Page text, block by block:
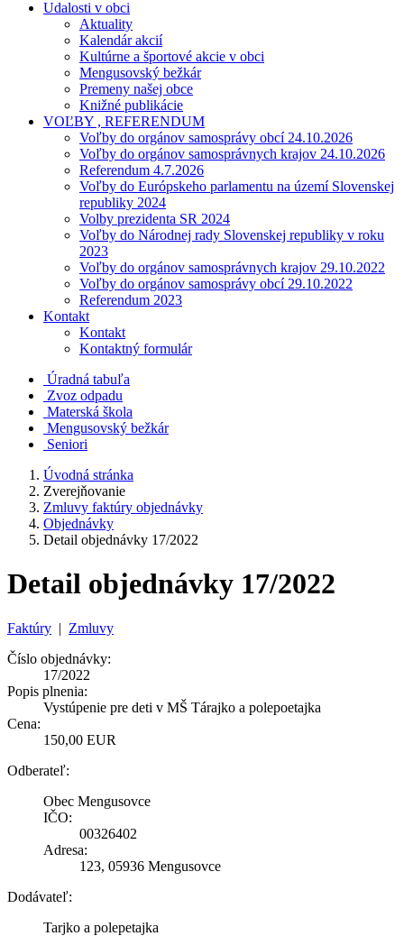
Udalosti v obci
Aktuality
Kalendár akcií
Kultúrne a športové akcie v obci
Mengusovský bežkár
Premeny našej obce
Knižné publikácie
VOĽBY , REFERENDUM
Voľby do orgánov samosprávy obcí 24.10.2026
Voľby do orgánov samosprávnych krajov 24.10.2026
Referendum 4.7.2026
Voľby do Európskeho parlamentu na území Slovenskej
republiky 2024
Volby prezidenta SR 2024
Voľby do Národnej rady Slovenskej republiky v roku
2023
Voľby do orgánov samosprávnych krajov 29.10.2022
Voľby do orgánov samosprávy obcí 29.10.2022
Referendum 2023
Kontakt
Kontakt
Kontaktný formulár
Úradná tabuľa
Zvoz odpadu
Materská škola
Mengusovský bežkár
Seniori
Úvodná stránka
Zverejňovanie
Zmluvy faktúry objednávky
Objednávky
Detail objednávky 17/2022
Detail objednávky 17/2022
Faktúry | Zmluvy
Číslo objednávky:
17/2022
Popis plnenia:
Vystúpenie pre deti v MŠ Tárajko a polepoetajka
Cena:
150,00 EUR
Odberateľ:
Obec Mengusovce
IČO:
00326402
Adresa:
123, 05936 Mengusovce
Dodávateľ:
Tarjko a polepetajka